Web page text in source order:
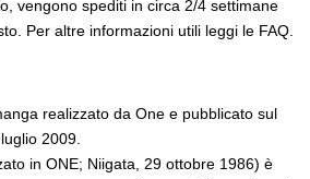
vengono spediti in circa 2/4 settimane
Per altre informazioni utili leggi le FAQ.
realizzato da One e pubblicato sul
2009.
in ONE; Niigata, 29 ottobre 1986) è